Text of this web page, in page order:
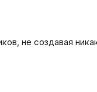
не создавая